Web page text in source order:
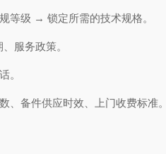
等级 → 锁定所需的技术规格。
服务政策。
。
、备件供应时效、上门收费标准。